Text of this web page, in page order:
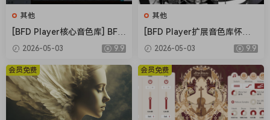
NOTE ON DELAY: this library has a moderately delayed
response (140 ms) when playing, to further the musicality
of the legatos. The library is heavily optimized for this
delay amount. All the elements of the library (legatos,
sustains, attacks, releases, etc) are on the same delay,
which allow you to play in your parts, quantize them, set
the track delay to -140 ms and have everything be on the
beat.
其他
[BFD Player核心音色库] BFD
Drums BFD Player Core Libr
ary v1.0.0.9-R2R（4.72GB）
2026-05-03 9.9
其他
[BFD Player扩展音色库怀旧
摇滚] BFD Drums BFD Playe
r Extension London 70s v1.
0.0.13-R2R（2.71GB）
2026-05-03 9.9
会员免费 会员免费